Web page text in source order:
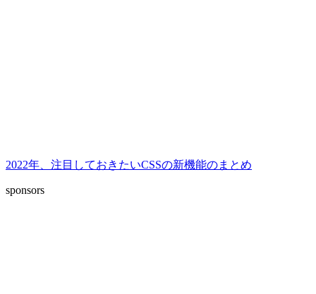
2022年、注目しておきたいCSSの新機能のまとめ
sponsors